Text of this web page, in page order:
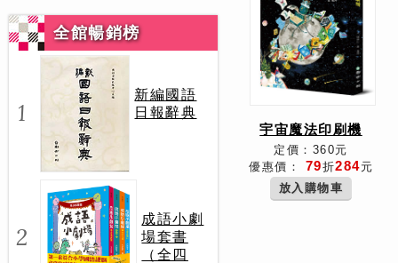
全館暢銷榜
1
新編國語
日報辭典
2
成語小劇
場套書
（全四
宇宙魔法印刷機
定價：360元
優惠價： 79折284元
放入購物車